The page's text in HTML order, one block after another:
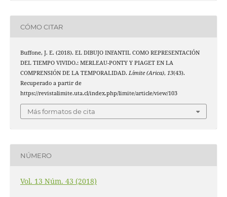
CÓMO CITAR
Buffone, J. E. (2018). EL DIBUJO INFANTIL COMO REPRESENTACIÓN
DEL TIEMPO VIVIDO.: MERLEAU-PONTY Y PIAGET EN LA
COMPRENSIÓN DE LA TEMPORALIDAD. Límite (Arica), 13(43).
Recuperado a partir de
https://revistalimite.uta.cl/index.php/limite/article/view/103
Más formatos de cita
NÚMERO
Vol. 13 Núm. 43 (2018)